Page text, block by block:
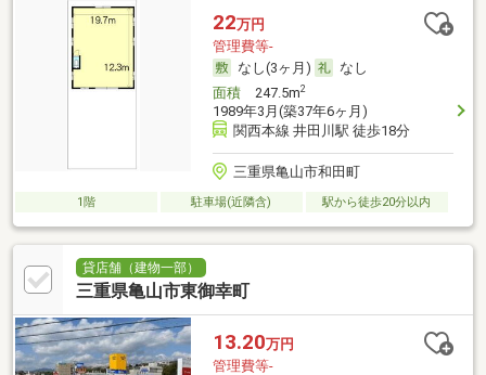
22万円
管理費等-
なし(3ヶ月)
なし
面積247.5m2
1989年3月(築37年6ヶ月)
関西本線 井田川駅 徒歩18分
三重県亀山市和田町
1階 駐車場(近隣含) 駅から徒歩20分以内
貸店舗（建物一部）
三重県亀山市東御幸町
13.20万円
管理費等-